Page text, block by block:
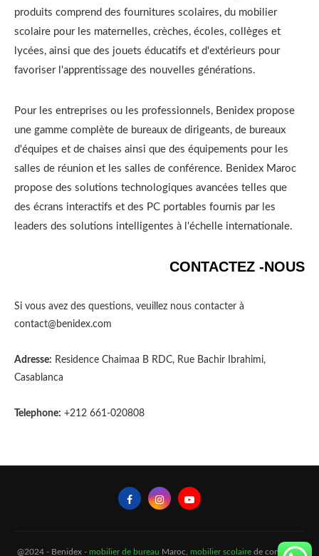
produits comprend des fournitures scolaires, du mobilier
scolaire pour les maternelles, crèches, écoles, collèges et
lycées, ainsi que des jouets éducatifs et d'extérieurs pour
favoriser l'apprentissage des nouvelles générations.
Pour les entreprises ou les professionnels, Benidex propose
une gamme complète de bureaux de dirigeants, de bureaux
d'équipes et de chaises ainsi que des équipements pour les
salles de réunion et les salles de conférence. Benidex Maroc
propose des solutions technologiques avancées telles que
des écrans interactifs et des PC portables fournis par les
leaders des solutions intelligentes à l'échelle internationale.
CONTACTEZ -NOUS
Si vous avez des questions, veuillez nous contacter à
contact@benidex.com
Adresse: Residence Chaimaa B RDC, Rue Bachir Ibrahimi,
Casablanca
Telephone: +212 661-020808
@2024 - Benidex - mobilier de bureau Maroc, mobilier scolaire de confiance